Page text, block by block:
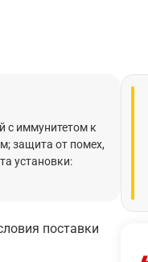
с иммунитетом к
защита от помех,
установки:
поставки